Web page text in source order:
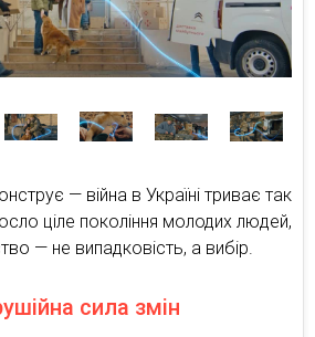
— війна в Україні триває так
ціле покоління молодих людей,
— не випадковість, а вибір.
сила змін